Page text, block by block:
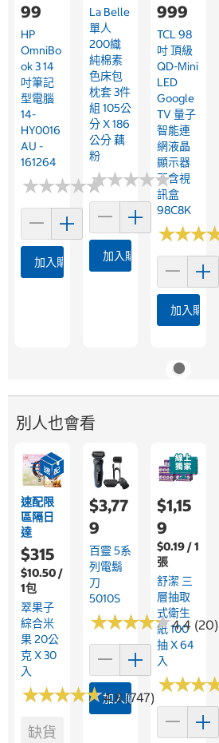
99
HP
OmniBo
Ok 3 14
吋筆記
型電腦
14-
HY0016
AU -
161264
★★★★★
★★★★★
加入購物車
La Belle
單人
200織
純棉素
色床包
枕套 3件
組 105公
分 X 186
公分 藕
粉
★★★★★
★★★★★
加入購物車
999
TCL 98
吋 頂級
QD-Mini
LED
Google
TV 量子
智能連
網液晶
顯示器
不含視
訊盒
98C8K
★★★
★★★
加入購物車
別人也會看
速配限
區隔日
達
$315
$10.50 /
1包
翠果子
綜合米
果 20公
克 X 30
入
★★★★★
★★★★★4.8 (747)
缺貨
$3,77
9
百靈 5系
列電鬍
刀
5010S
★★★★★
★★★★★4.4 (20)
加入購物車
$1,15
9
$0.19 / 1
張
舒潔 三
層抽取
式衛生
紙 100
抽 X 64
入
★★★
★★★